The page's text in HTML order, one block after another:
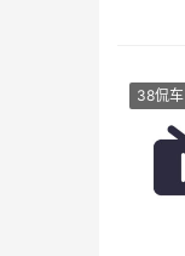
38侃车